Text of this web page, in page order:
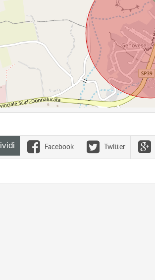
Facebook Twitter